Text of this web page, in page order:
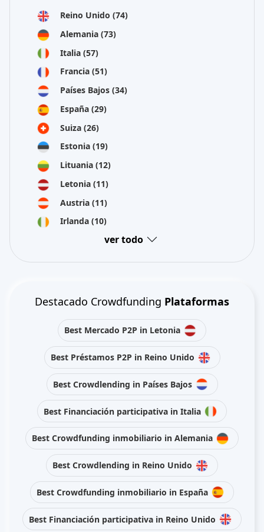
Reino Unido (74)
Alemania (73)
Italia (57)
Francia (51)
Países Bajos (34)
España (29)
Suiza (26)
Estonia (19)
Lituania (12)
Letonia (11)
Austria (11)
Irlanda (10)
ver todo
Destacado Crowdfunding Plataformas
Best Mercado P2P in Letonia
Best Préstamos P2P in Reino Unido
Best Crowdlending in Países Bajos
Best Financiación participativa in Italia
Best Crowdfunding inmobiliario in Alemania
Best Crowdlending in Reino Unido
Best Crowdfunding inmobiliario in España
Best Financiación participativa in Reino Unido